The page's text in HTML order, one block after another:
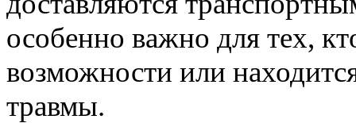
особенно важно для тех,
возможности или
травмы.